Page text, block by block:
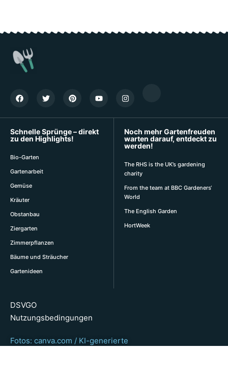
Schnelle Sprünge – direkt
zu den Highlights!
Bio-Garten
Gartenarbeit
Gemüse
Kräuter
Obstanbau
Ziergarten
Zimmerpflanzen
Bäume und Sträucher
Gartenideen
Noch mehr Gartenfreuden
warten darauf, entdeckt zu
werden!
The RHS is the UK’s gardening
charity
From the team at BBC Gardeners‘
World
The English Garden
HortWeek
DSVGO
Nutzungsbedingungen
Fotos: canva.com / KI-generierte